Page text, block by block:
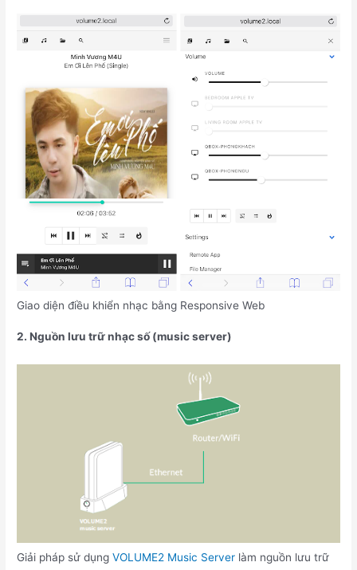
Giao diện điều khiển nhạc bằng Responsive Web
2. Nguồn lưu trữ nhạc số (music server)
Giải pháp sử dụngVOLUME2 Music Server làm nguồn lưu trữ